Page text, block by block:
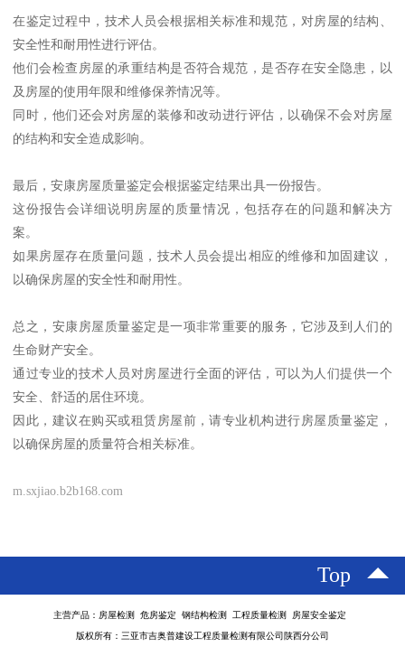
在鉴定过程中，技术人员会根据相关标准和规范，对房屋的结构、
安全性和耐用性进行评估。
他们会检查房屋的承重结构是否符合规范，是否存在安全隐患，以
及房屋的使用年限和维修保养情况等。
同时，他们还会对房屋的装修和改动进行评估，以确保不会对房屋
的结构和安全造成影响。
最后，安康房屋质量鉴定会根据鉴定结果出具一份报告。
这份报告会详细说明房屋的质量情况，包括存在的问题和解决方
案。
如果房屋存在质量问题，技术人员会提出相应的维修和加固建议，
以确保房屋的安全性和耐用性。
总之，安康房屋质量鉴定是一项非常重要的服务，它涉及到人们的
生命财产安全。
通过专业的技术人员对房屋进行全面的评估，可以为人们提供一个
安全、舒适的居住环境。
因此，建议在购买或租赁房屋前，请专业机构进行房屋质量鉴定，
以确保房屋的质量符合相关标准。
m.sxjiao.b2b168.com
Top
主营产品：房屋检测 危房鉴定 钢结构检测 工程质量检测 房屋安全鉴定
版权所有：三亚市吉奥普建设工程质量检测有限公司陕西分公司